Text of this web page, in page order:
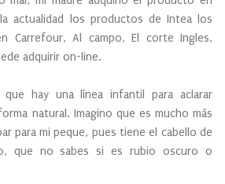
actualidad los productos de Intea los
Carrefour, Al campo, El corte Ingles,
adquirir on-line.
que hay una línea infantil para aclarar
natural. Imagino que es mucho más
para mi peque, pues tiene el cabello de
que no sabes si es rubio oscuro o